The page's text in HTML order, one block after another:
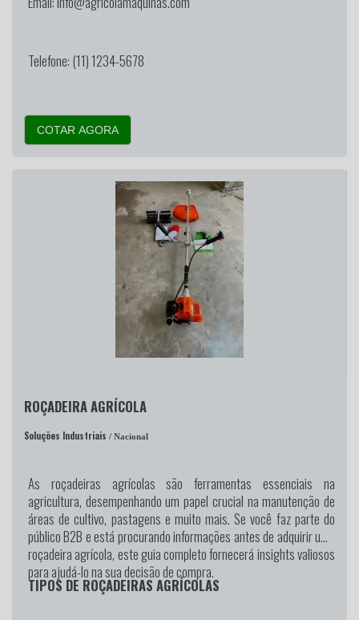
Telefone: (11) 1234-5678
COTAR AGORA
ROÇADEIRA AGRÍCOLA
Soluções Industriais / Nacional
As roçadeiras agrícolas são ferramentas essenciais na
agricultura, desempenhando um papel crucial na manutenção de
áreas de cultivo, pastagens e muito mais. Se você faz parte do
público B2B e está procurando informações antes de adquirir uma
roçadeira agrícola, este guia completo fornecerá insights valiosos
para ajudá-lo na sua decisão de compra.
TIPOS DE ROÇADEIRAS AGRÍCOLAS